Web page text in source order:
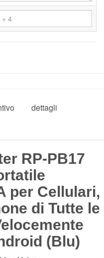
dettagli
RP-PB17
per Cellulari,
di Tutte le
(Blu)